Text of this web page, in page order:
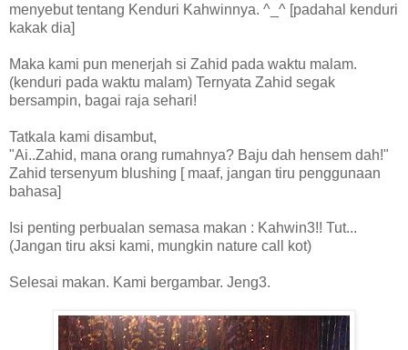
menyebut tentang Kenduri Kahwinnya. ^_^ [padahal kenduri
kakak dia]
Maka kami pun menerjah si Zahid pada waktu malam.
(kenduri pada waktu malam) Ternyata Zahid segak
bersampin, bagai raja sehari!
Tatkala kami disambut,
"Ai..Zahid, mana orang rumahnya? Baju dah hensem dah!"
Zahid tersenyum blushing [ maaf, jangan tiru penggunaan
bahasa]
Isi penting perbualan semasa makan : Kahwin3!! Tut...
(Jangan tiru aksi kami, mungkin nature call kot)
Selesai makan. Kami bergambar. Jeng3.